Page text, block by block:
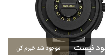
نیست موجود شد خبرم کن